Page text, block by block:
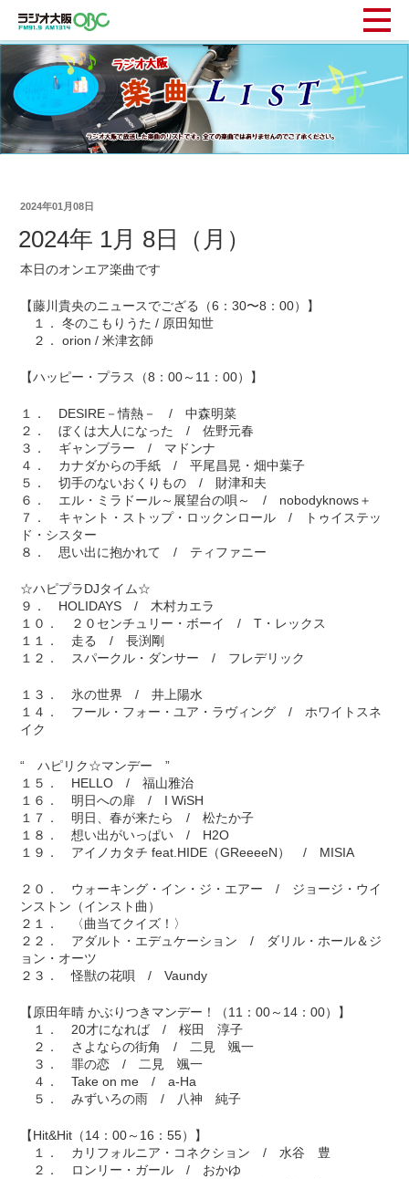
2024年01月08日
2024年 1月 8日（月）
本日のオンエア楽曲です
【藤川貴央のニュースでござる（6：30〜8：00）】
１． 冬のこもりうた / 原田知世
２． orion / 米津玄師
【ハッピー・プラス（8：00～11：00）】
１． DESIRE－情熱－ / 中森明菜
２． ぼくは大人になった / 佐野元春
３． ギャンブラー / マドンナ
４． カナダからの手紙 / 平尾昌晃・畑中葉子
５． 切手のないおくりもの / 財津和夫
６． エル・ミラドール～展望台の唄～ / nobodyknows＋
７． キャント・ストップ・ロックンロール / トゥイステッ
ド・シスター
８． 思い出に抱かれて / ティファニー
☆ハピプラDJタイム☆
９． HOLIDAYS / 木村カエラ
１０． ２０センチュリー・ボーイ / T・レックス
１１． 走る / 長渕剛
１２． スパークル・ダンサー / フレデリック
１３． 氷の世界 / 井上陽水
１４． フール・フォー・ユア・ラヴィング / ホワイトスネ
イク
“ ハピリク☆マンデー ”
１５． HELLO / 福山雅治
１６． 明日への扉 / I WiSH
１７． 明日、春が来たら / 松たか子
１８． 想い出がいっぱい / H2O
１９． アイノカタチ feat.HIDE（GReeeeN） / MISIA
２０． ウォーキング・イン・ジ・エアー / ジョージ・ウイ
ンストン（インスト曲）
２１． 〈曲当てクイズ！〉
２２． アダルト・エデュケーション / ダリル・ホール＆ジ
ョン・オーツ
２３． 怪獣の花唄 / Vaundy
【原田年晴 かぶりつきマンデー！（11：00～14：00）】
１． 20才になれば / 桜田 淳子
２． さよならの街角 / 二見 颯一
３． 罪の恋 / 二見 颯一
４． Take on me / a-Ha
５． みずいろの雨 / 八神 純子
【Hit&Hit（14：00～16：55）】
１． カリフォルニア・コネクション / 水谷 豊
２． ロンリー・ガール / おかゆ